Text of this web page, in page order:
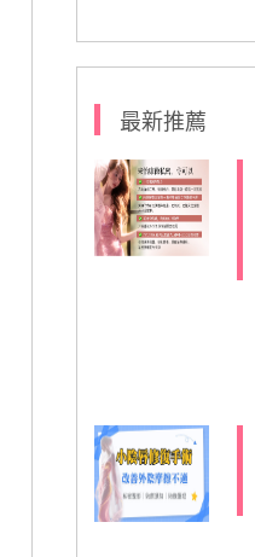
最新推薦